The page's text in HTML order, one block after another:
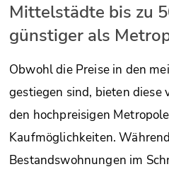
Mittelstädte bis zu
günstiger als
Obwohl die Preise in den
gestiegen sind, bieten diese
den hochpreisigen
Kaufmöglichkeiten.
Bestandswohnungen im